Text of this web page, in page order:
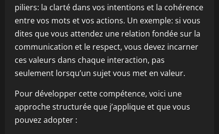
piliers: la clarté dans vos intentions et la cohérence
entre vos mots et vos actions. Un exemple: si vous
dites que vous attendez une relation fondée sur la
communication et le respect, vous devez incarner
ces valeurs dans chaque interaction, pas
seulement lorsqu’un sujet vous met en valeur.
Pour développer cette compétence, voici une
approche structurée que j’applique et que vous
pouvez adopter :